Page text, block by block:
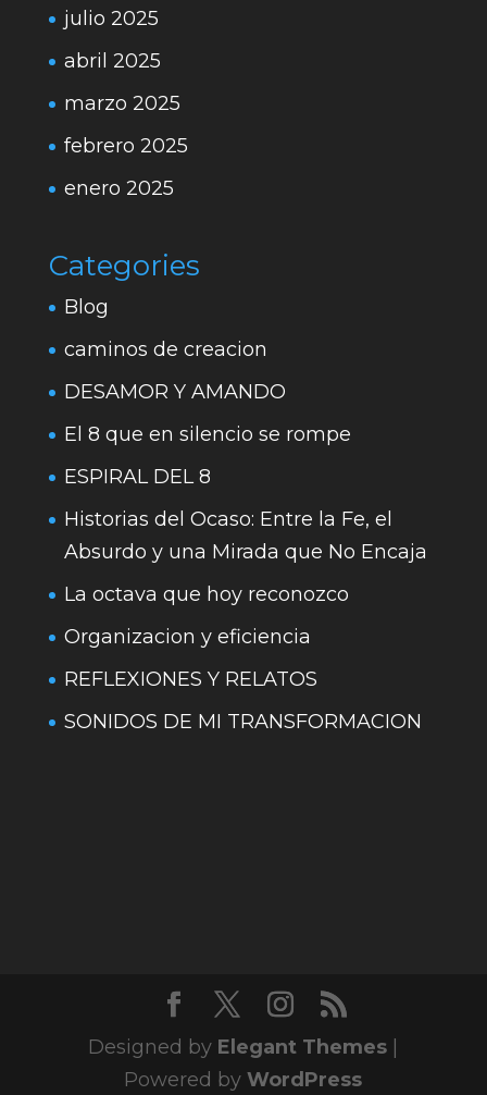
julio 2025
abril 2025
marzo 2025
febrero 2025
enero 2025
Categories
Blog
caminos de creacion
DESAMOR Y AMANDO
El 8 que en silencio se rompe
ESPIRAL DEL 8
Historias del Ocaso: Entre la Fe, el
Absurdo y una Mirada que No Encaja
La octava que hoy reconozco
Organizacion y eficiencia
REFLEXIONES Y RELATOS
SONIDOS DE MI TRANSFORMACION
Designed by Elegant Themes
Powered byWordPress